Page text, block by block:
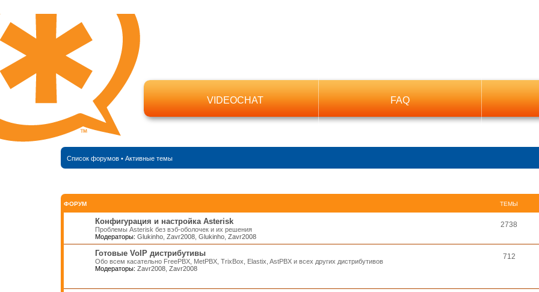
VIDEOCHAT FAQ
Список форумов• Активные темы
ФОРУМ ТЕМЫ
Конфигурация и настройка Asterisk
Проблемы Asterisk без вэб-оболочек и их решения
Модераторы: Glukinho, Zavr2008, Glukinho, Zavr2008
2738
Готовые VoIP дистрибутивы
Обо всем касательно FreePBX, MetPBX, TrixBox, Elastix, AstPBX и всех других дистрибутивов
Модераторы: Zavr2008, Zavr2008
712